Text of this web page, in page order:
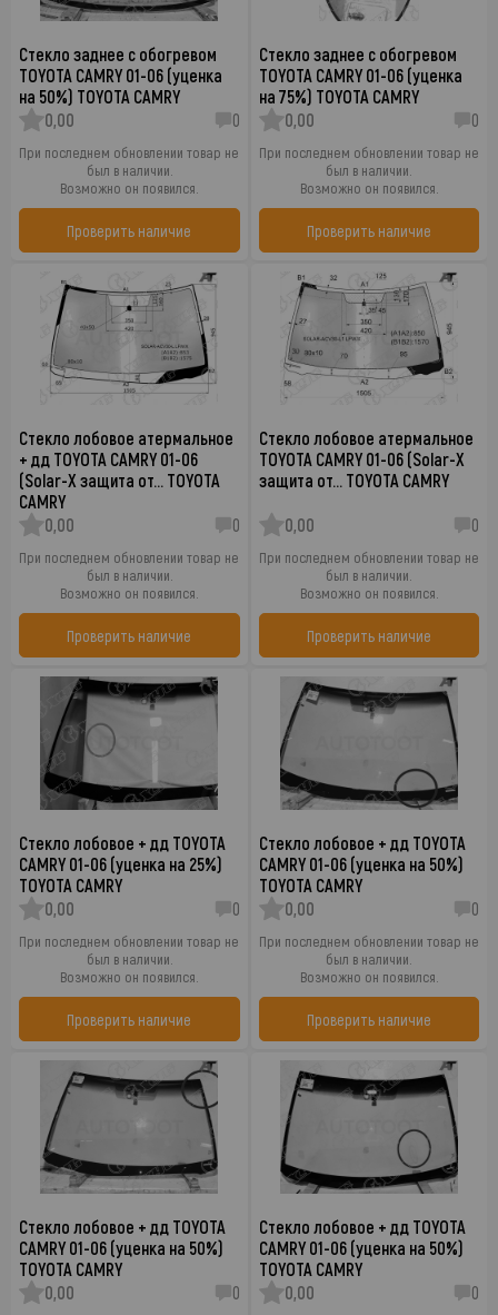
Стекло заднее с обогревом
TOYOTA CAMRY 01-06 (уценка
на 50%) TOYOTA CAMRY
0,00
0
При последнем обновлении товар не
был в наличии.
Возможно он появился.
Проверить наличие
Стекло заднее с обогревом
TOYOTA CAMRY 01-06 (уценка
на 75%) TOYOTA CAMRY
0,00
0
При последнем обновлении товар не
был в наличии.
Возможно он появился.
Проверить наличие
Стекло лобовое атермальное
+ дд TOYOTA CAMRY 01-06
(Solar-X защита от… TOYOTA
CAMRY
0,00
0
При последнем обновлении товар не
был в наличии.
Возможно он появился.
Проверить наличие
Стекло лобовое атермальное
TOYOTA CAMRY 01-06 (Solar-X
защита от… TOYOTA CAMRY
0,00 0
При последнем обновлении товар не
был в наличии.
Возможно он появился.
Проверить наличие
Стекло лобовое + дд TOYOTA
CAMRY 01-06 (уценка на 25%)
TOYOTA CAMRY
0,00
0
При последнем обновлении товар не
был в наличии.
Возможно он появился.
Проверить наличие
Стекло лобовое + дд TOYOTA
CAMRY 01-06 (уценка на 50%)
TOYOTA CAMRY
0,00
0
При последнем обновлении товар не
был в наличии.
Возможно он появился.
Проверить наличие
Стекло лобовое + дд TOYOTA
CAMRY 01-06 (уценка на 50%)
TOYOTA CAMRY
0,00
0
Стекло лобовое + дд TOYOTA
CAMRY 01-06 (уценка на 50%)
TOYOTA CAMRY
0,00
0